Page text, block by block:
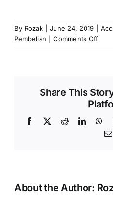
By Rozak June 24, 2019
Pembelian
Comments Offon
Share This
Facebook
X Reddit
About the Author: